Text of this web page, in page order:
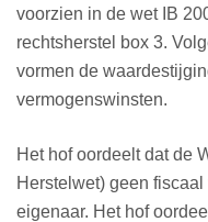
voorzien in de wet IB
rechtsherstel box 3.
vormen de
vermogenswinsten.
Het hof oordeelt dat de
Herstelwet) geen
eigenaar. Het hof